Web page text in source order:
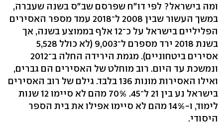
ומה בישראל? לפי דו"ח שפרסם שב"ס בשנה שעברה,
במשך העשור שבין 2008 ל־2018 עמד מספר האסירים
הפליליים בישראל על כ־12 אלף בממוצע בשנה, אך
בשנת 2018 ירד מספרם ל־9,003 (לא כולל 5,528
אסירים ביטחוניים). מגמת הירידה החלה ב־2012
ונמשכת עד היום. רוב מוחלט של האסירים הם גברים,
ואילו האסירות מונות 136 בלבד. גילם של רוב האסירים
בישראל נע בין 21 ל־45. 70% מהם לא סיימו 12 שנות
לימוד, ו-14% מהם לא סיימו אפילו את בית הספר
היסודי.